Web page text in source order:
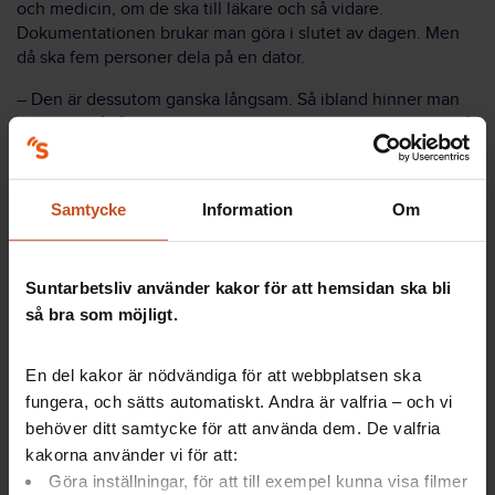
Samtycke Information Om
Suntarbetsliv använder kakor för att hemsidan ska bli
så bra som möjligt.
En del kakor är nödvändiga för att webbplatsen ska
fungera, och sätts automatiskt. Andra är valfria – och vi
behöver ditt samtycke för att använda dem. De valfria
kakorna använder vi för att:
Göra inställningar, för att till exempel kunna visa filmer
och medicin, om de ska till läkare och så vidare.
Dokumentationen brukar man göra i slutet av dagen. Men
då ska fem personer dela på en dator.
– Den är dessutom ganska långsam. Så ibland hinner man
inte, och då får man göra det i början av nästa pass. Men då
har man kanske glömt en del och dessutom blir det stressigt
Se hela seminariet från 2017 om digital arbetsmiljö via
Jobbets filmupptagningar.
arbetsmiljö
Arbetsmiljölagen
Arbetsmiljöverkets föreskrift Arbete vid bildskärm